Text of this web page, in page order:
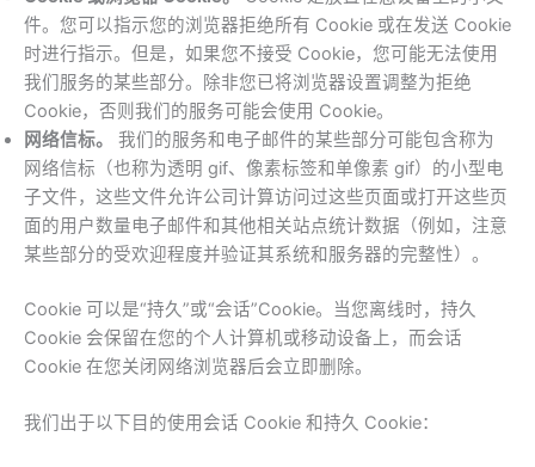
件。您可以指示您的浏览器拒绝所有 Cookie 或在发送 Cookie
时进行指示。但是，如果您不接受 Cookie，您可能无法使用
我们服务的某些部分。除非您已将浏览器设置调整为拒绝
Cookie，否则我们的服务可能会使用 Cookie。
网络信标。
我们的服务和电子邮件的某些部分可能包含称为
网络信标（也称为透明 gif、像素标签和单像素 gif）的小型电
子文件，这些文件允许公司计算访问过这些页面或打开这些页
面的用户数量电子邮件和其他相关站点统计数据（例如，注意
某些部分的受欢迎程度并验证其系统和服务器的完整性）。
Cookie 可以是“持久”或“会话”Cookie。当您离线时，持久
Cookie 会保留在您的个人计算机或移动设备上，而会话
Cookie 在您关闭网络浏览器后会立即删除。
我们出于以下目的使用会话 Cookie 和持久 Cookie：